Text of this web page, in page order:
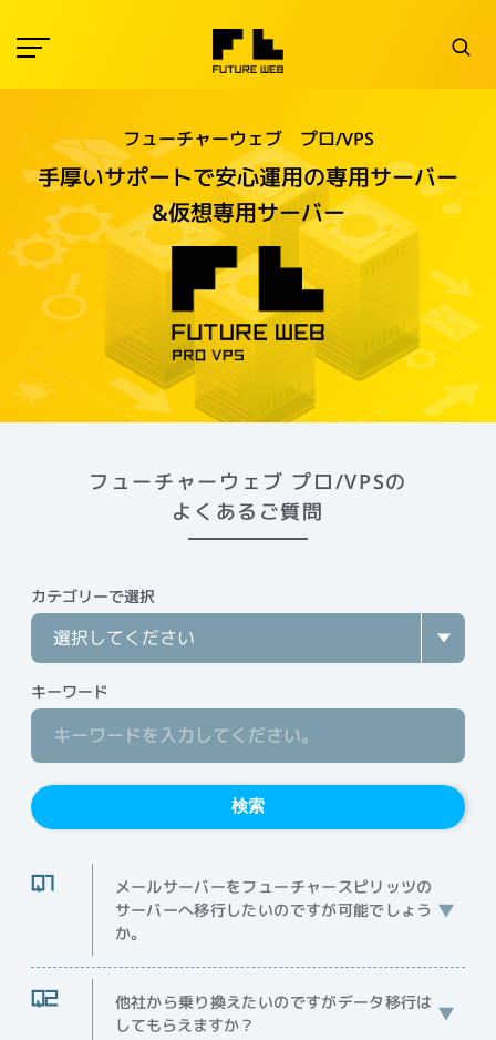
フューチャーウェブ プロ/VPS
手厚いサポートで安心運用の専用サーバー
&仮想専用サーバー
フューチャーウェブ プロ/VPSの
よくあるご質問
カテゴリーで選択
キーワード
検索
メールサーバーをフューチャースピリッツの
サーバーへ移行したいのですが可能でしょう
か。
他社から乗り換えたいのですがデータ移行は
してもらえますか？